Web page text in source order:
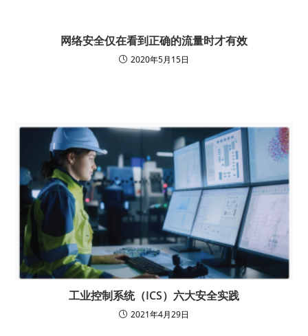
网络安全仅在看到正确的流量时才有效
2020年5月15日
工业控制系统（ICS）六大安全实践
2021年4月29日